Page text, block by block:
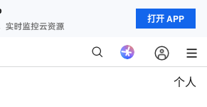
打开 APP
个人